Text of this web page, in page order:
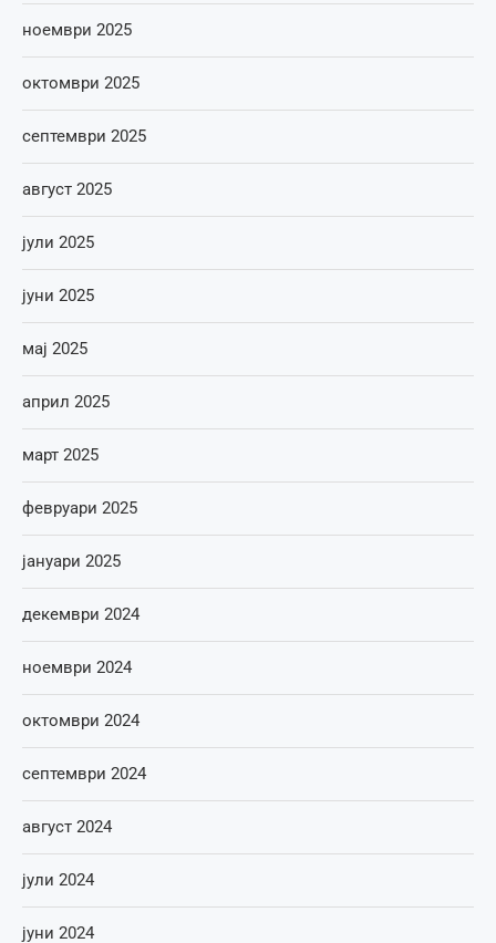
ноември 2025
октомври 2025
септември 2025
август 2025
јули 2025
јуни 2025
мај 2025
април 2025
март 2025
февруари 2025
јануари 2025
декември 2024
ноември 2024
октомври 2024
септември 2024
август 2024
јули 2024
јуни 2024